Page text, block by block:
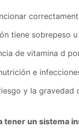
tiene sobrepeso
de vitamina d
e
y la
tener un sistema